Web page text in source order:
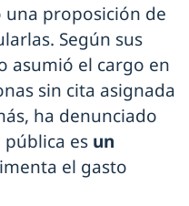
proposición de
Según sus
asumió el cargo en
sin cita asignada
ha denunciado
es un
el gasto